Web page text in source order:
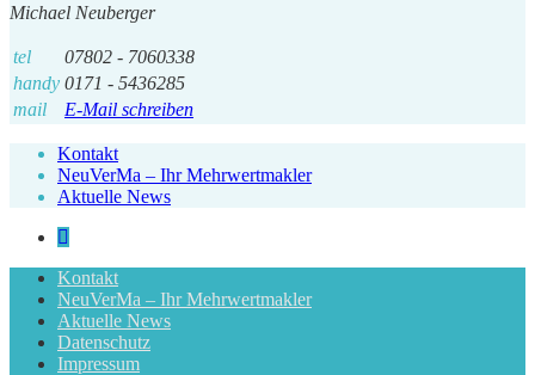
Michael Neuberger
tel
07802 - 7060338
handy 0171 - 5436285
mail
E-Mail schreiben
Kontakt
NeuVerMa – Ihr Mehrwertmakler
Aktuelle News
Kontakt
NeuVerMa – Ihr Mehrwertmakler
Aktuelle News
Datenschutz
Impressum